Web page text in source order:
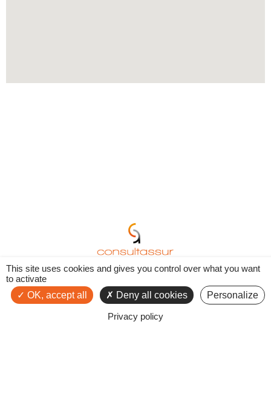
This site uses cookies and gives you control over what you want
to activate
OK, accept all
Deny all cookies Personalize
Privacy policy